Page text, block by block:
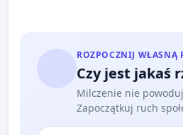
ROZPOCZNIJ WŁASNĄ
Czy jest jakaś
Milczenie nie
Zapoczątkuj ruch